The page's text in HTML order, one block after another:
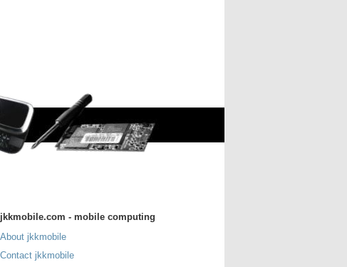
jkkmobile.com - mobile computing
About jkkmobile
Contact jkkmobile